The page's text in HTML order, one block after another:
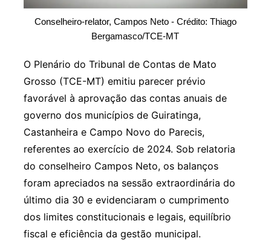
Conselheiro-relator, Campos Neto - Crédito: Thiago
Bergamasco/TCE-MT
O Plenário do Tribunal de Contas de Mato
Grosso (TCE-MT) emitiu parecer prévio
favorável à aprovação das contas anuais de
governo dos municípios de Guiratinga,
Castanheira e Campo Novo do Parecis,
referentes ao exercício de 2024. Sob relatoria
do conselheiro Campos Neto, os balanços
foram apreciados na sessão extraordinária do
último dia 30 e evidenciaram o cumprimento
dos limites constitucionais e legais, equilíbrio
fiscal e eficiência da gestão municipal.